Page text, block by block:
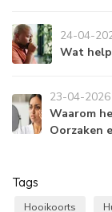
24-04-
Wat
23-04-2026
Waarom
Oorzaken
Tags
Hooikoorts